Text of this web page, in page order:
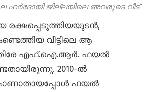
ഹർദോയി ജില്ലയിലെ അവരുടെ വീട്
രക്ഷപ്പെടുത്തിയയുടൻ,
വീട്ടിലെ ആ
എഫ്.ഐ.ആർ. ഫയൽ
2010-ൽ
ഫയൽ